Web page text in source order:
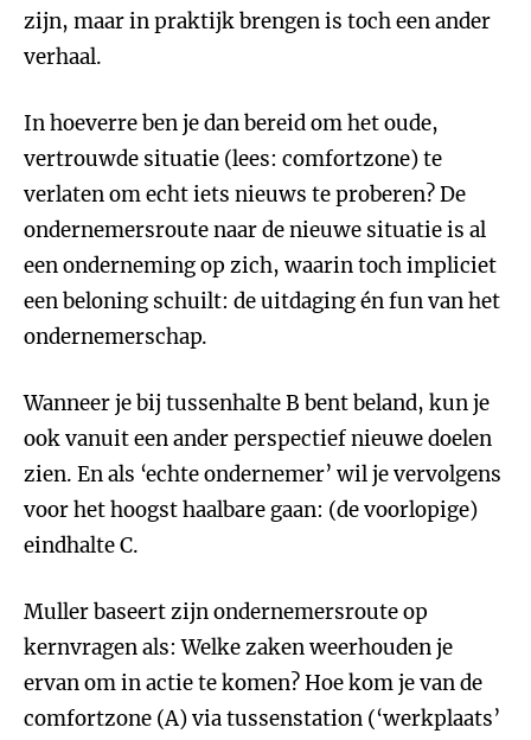
zijn, maar in praktijk brengen is toch een ander
verhaal.
In hoeverre ben je dan bereid om het oude,
vertrouwde situatie (lees: comfortzone) te
verlaten om echt iets nieuws te proberen? De
ondernemersroute naar de nieuwe situatie is al
een onderneming op zich, waarin toch impliciet
een beloning schuilt: de uitdaging én fun van het
ondernemerschap.
Wanneer je bij tussenhalte B bent beland, kun je
ook vanuit een ander perspectief nieuwe doelen
zien. En als ‘echte ondernemer’ wil je vervolgens
voor het hoogst haalbare gaan: (de voorlopige)
eindhalte C.
Muller baseert zijn ondernemersroute op
kernvragen als: Welke zaken weerhouden je
ervan om in actie te komen? Hoe kom je van de
comfortzone (A) via tussenstation (‘werkplaats’